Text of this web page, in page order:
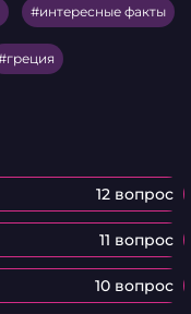
интересные факты
греция
12 вопрос
11 вопрос
10 вопрос